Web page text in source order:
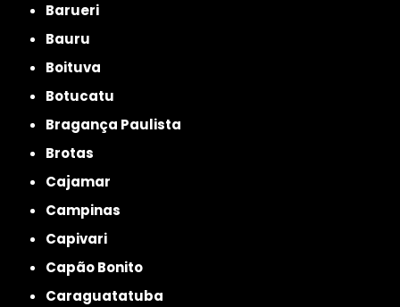
Barueri
Bauru
Boituva
Botucatu
Bragança Paulista
Brotas
Cajamar
Campinas
Capivari
Capão Bonito
Caraguatatuba